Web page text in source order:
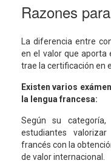
Razones
La diferencia entre
en el valor que aporta
trae la certificación en
Existen varios
la lengua francesa:
Según su
estudiantes
francés con la
de valor internacional.